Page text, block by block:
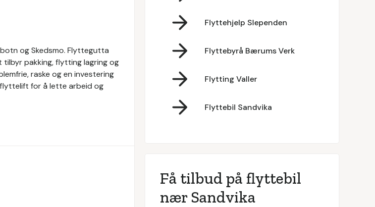
og Skedsmo. Flyttegutta
tilbyr pakking, flytting lagring og
raske og en investering
for å lette arbeid og
Flyttehjelp Slependen
Flyttebyrå Bærums Verk
Flytting Valler
Flyttebil Sandvika
Få tilbud på flyttebil
nær Sandvika